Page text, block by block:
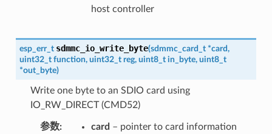
host controller
esp_err_t sdmmc_io_write_byte(sdmmc_card_t *card,
uint32_t function, uint32_t reg, uint8_t in_byte, uint8_t
*out_byte)
Write one byte to an SDIO card using
IO_RW_DIRECT (CMD52)
参数 card – pointer to card information